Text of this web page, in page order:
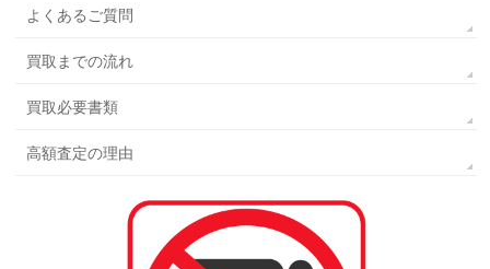
よくあるご質問
買取までの流れ
買取必要書類
高額査定の理由